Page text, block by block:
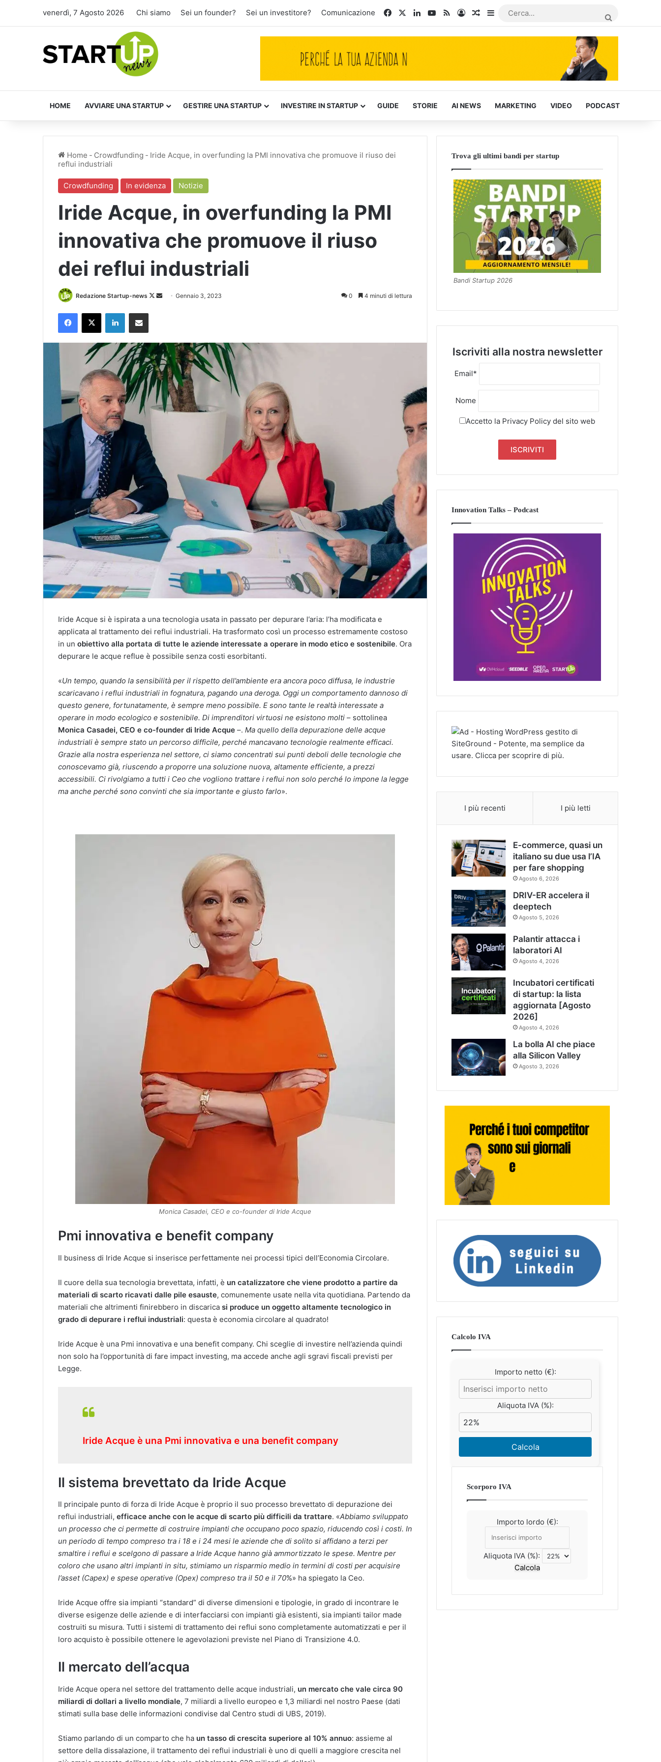
venerdì, 7 Agosto 2026 Chi siamo Sei un founder? Sei un investitore? Comunicazione FacebookLinkedInYou Tube
RSSAccediArticoli Casuali
Barra laterale
HOME AVVIARE UNA STARTUP GESTIRE UNA STARTUP INVESTIRE IN STARTUP GUIDE STORIE AI NEWS MARKETING VIDEO PODCAST
Home - Crowdfunding - Iride Acque, in overfunding la PMI innovativa che promuove il riuso dei
reflui industriali
Crowdfunding In evidenza Notizie
Iride Acque, in overfunding la PMI
innovativa che promuove il riuso
dei reflui industriali
Redazione Startup-news
Follow
Invia Gennaio 3, 2023 0 4 minuti di lettura
Facebook
X LinkedInCondividi via Email
Iride Acque si è ispirata a una tecnologia usata in passato per depurare l’aria: l’ha modificata e
applicata al trattamento dei reflui industriali. Ha trasformato così un processo estremamente costoso
in un obiettivo alla portata di tutte le aziende interessate a operare in modo etico e sostenibile. Ora
depurare le acque reflue è possibile senza costi esorbitanti.
«Un tempo, quando la sensibilità per il rispetto dell’ambiente era ancora poco diffusa, le industrie
scaricavano i reflui industriali in fognatura, pagando una deroga. Oggi un comportamento dannoso di
questo genere, fortunatamente, è sempre meno possibile. E sono tante le realtà interessate a
operare in modo ecologico e sostenibile. Di imprenditori virtuosi ne esistono molti – sottolinea
Monica Casadei, CEO e co-founder di Iride Acque –. Ma quello della depurazione delle acque
industriali è sempre stato un percorso difficile, perché mancavano tecnologie realmente efficaci.
Grazie alla nostra esperienza nel settore, ci siamo concentrati sui punti deboli delle tecnologie che
conoscevamo già, riuscendo a proporre una soluzione nuova, altamente efficiente, a prezzi
accessibili. Ci rivolgiamo a tutti i Ceo che vogliono trattare i reflui non solo perché lo impone la legge
ma anche perché sono convinti che sia importante e giusto farlo».
Monica Casadei, CEO e co-founder di Iride Acque
Pmi innovativa e benefit company
Il business di Iride Acque si inserisce perfettamente nei processi tipici dell’Economia Circolare.
Il cuore della sua tecnologia brevettata, infatti, è un catalizzatore che viene prodotto a partire da
materiali di scarto ricavati dalle pile esauste, comunemente usate nella vita quotidiana. Partendo da
materiali che altrimenti finirebbero in discarica si produce un oggetto altamente tecnologico in
grado di depurare i reflui industriali: questa è economia circolare al quadrato!
Iride Acque è una Pmi innovativa e una benefit company. Chi sceglie di investire nell’azienda quindi
non solo ha l’opportunità di fare impact investing, ma accede anche agli sgravi fiscali previsti per
Legge.
Iride Acque è una Pmi innovativa e una benefit company
Il sistema brevettato da Iride Acque
Il principale punto di forza di Iride Acque è proprio il suo processo brevettato di depurazione dei
reflui industriali, efficace anche con le acque di scarto più difficili da trattare. «Abbiamo sviluppato
un processo che ci permette di costruire impianti che occupano poco spazio, riducendo così i costi. In
un periodo di tempo compreso tra i 18 e i 24 mesi le aziende che di solito si affidano a terzi per
smaltire i reflui e scelgono di passare a Iride Acque hanno già ammortizzato le spese. Mentre per
coloro che usano altri impianti in situ, stimiamo un risparmio medio in termini di costi per acquisire
l’asset (Capex) e spese operative (Opex) compreso tra il 50 e il 70%» ha spiegato la Ceo.
Iride Acque offre sia impianti “standard” di diverse dimensioni e tipologie, in grado di incontrare le
diverse esigenze delle aziende e di interfacciarsi con impianti già esistenti, sia impianti tailor made
costruiti su misura. Tutti i sistemi di trattamento dei reflui sono completamente automatizzati e per il
loro acquisto è possibile ottenere le agevolazioni previste nel Piano di Transizione 4.0.
Il mercato dell’acqua
Iride Acque opera nel settore del trattamento delle acque industriali, un mercato che vale circa 90
miliardi di dollari a livello mondiale, 7 miliardi a livello europeo e 1,3 miliardi nel nostro Paese (dati
stimati sulla base delle informazioni condivise dal Centro studi di UBS, 2019).
Stiamo parlando di un comparto che ha un tasso di crescita superiore al 10% annuo: assieme al
settore della dissalazione, il trattamento dei reflui industriali è uno di quelli a maggiore crescita nel
Trova gli ultimi bandi per startup
Bandi Startup 2026
Iscriviti alla nostra newsletter
Email*
Nome
Accetto la Privacy Policy del sito web
Innovation Talks – Podcast
I più recenti I più letti
E-commerce, quasi un
italiano su due usa l’IA
per fare shopping
Agosto 6, 2026
DRIV-ER accelera il
deeptech
Agosto 5, 2026
Palantir attacca i
laboratori AI
Agosto 4, 2026
Incubatori certificati
di startup: la lista
aggiornata [Agosto
2026]
Agosto 4, 2026
La bolla AI che piace
alla Silicon Valley
Agosto 3, 2026
Calcolo IVA
Importo netto (€):
Aliquota IVA (%):
Calcola
Scorporo IVA
Importo lordo (€):
Aliquota IVA (%):
Calcola